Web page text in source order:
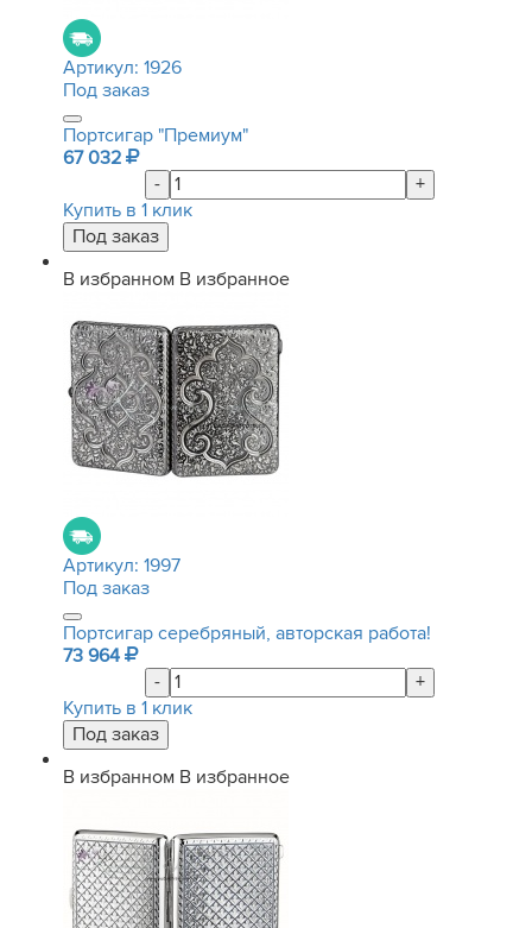
Артикул: 1926
Под заказ
Портсигар "Премиум"
67 032
-
+
Купить в 1 клик
В избранном В избранное
Артикул: 1997
Под заказ
Портсигар серебряный, авторская работа!
73 964
-
+
Купить в 1 клик
В избранном В избранное